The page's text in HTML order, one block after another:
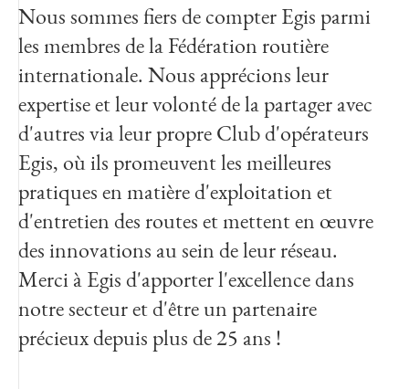
Nous sommes fiers de compter Egis parmi
les membres de la Fédération routière
internationale. Nous apprécions leur
expertise et leur volonté de la partager avec
d'autres via leur propre Club d'opérateurs
Egis, où ils promeuvent les meilleures
pratiques en matière d'exploitation et
d'entretien des routes et mettent en œuvre
des innovations au sein de leur réseau.
Merci à Egis d'apporter l'excellence dans
notre secteur et d'être un partenaire
précieux depuis plus de 25 ans !